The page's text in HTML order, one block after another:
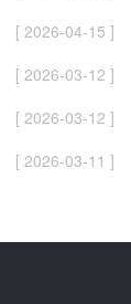
[ 2026-04-15 ]
[ 2026-03-12 ]
[ 2026-03-12 ]
[ 2026-03-11 ]